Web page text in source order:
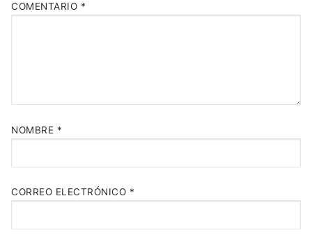
COMENTARIO *
NOMBRE *
CORREO ELECTRÓNICO *